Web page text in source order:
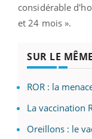
considérable
et 24 mois ».
SUR LE
ROR : la
La vaccination
Oreillons : le